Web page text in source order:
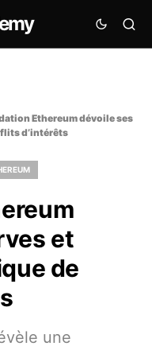
Ethereum dévoile ses
d’intérêts
et
de
une